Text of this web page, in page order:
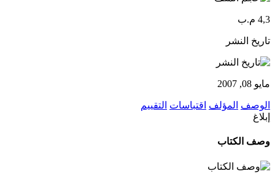
4,3 م.ب
تاريخ النشر
مايو 08, 2007
الوصف المؤلف اقتباسات التقييم
إبلاغ
وصف الكتاب